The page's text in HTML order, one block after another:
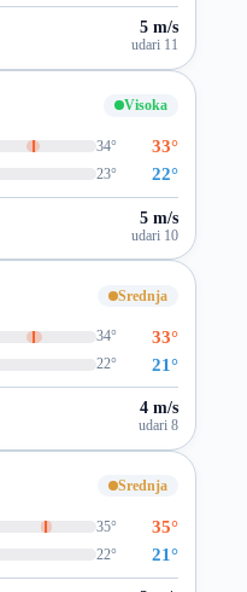
5 m/s
udari 11
Visoka
34° 33°
23° 22°
5 m/s
udari 10
Srednja
34° 33°
22° 21°
4 m/s
udari 8
Srednja
35° 35°
22° 21°